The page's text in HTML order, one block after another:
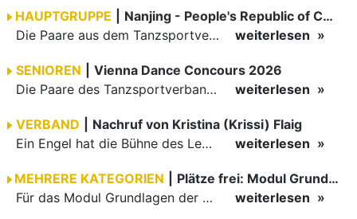
HAUPTGRUPPE
Nanjing - People's Republic of China
Die Paare aus dem Tanzsportverband Baden-Württemberg (TBW) haben beim hochklassig besetzten WDSF GrandSlam im chinesischen Nanjing wieder einmal auf internationalem Top-Niveau geglänzt. Das…
weiterlesen
SENIOREN
Vienna Dance Concours 2026
Die Paare des Tanzsportverbandes Baden-Württemberg (TBW) glänzten auf dem internationalen Parkett des Vienna Dance Concourse 2026 im Wiener Rathaus mit hervorragenden Platzierungen Ergebnisse unter: …
weiterlesen
VERBAND
Nachruf von Kristina (Krissi) Flaig
Ein Engel hat die Bühne des Lebens verlassen. Viel zu früh, plötzlich und für uns alle unfassbar, wurde unsere geliebte Kristina (Krissi) Flaig im Alter von 36 Jahren aus dem Leben gerissen. Das Tanzen…
weiterlesen
MEHRERE KATEGORIEN
Plätze frei: Modul Grundlagen
Für das Modul Grundlagen der Breitensportausbildung vom 10. bis 13. September an der Landessportschule Albstadt sind noch Plätze frei. Das Modul kann auch für den Lizenzerhalt (30 LE fachlich) genutzt…
weiterlesen